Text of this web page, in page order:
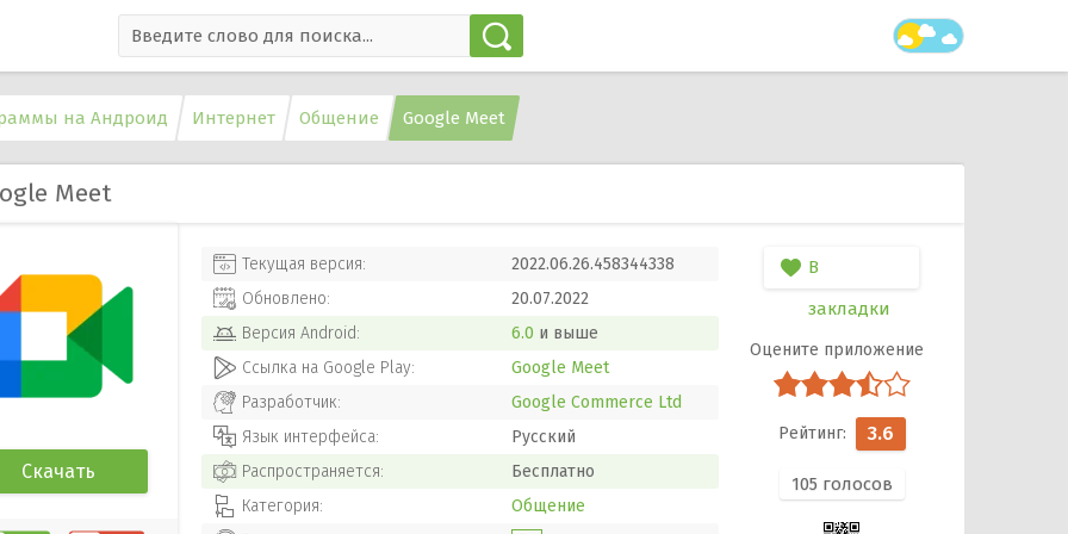
на Андроид Интернет Общение Google Meet
Meet
Скачать
В
закладки
3.6
105 голосов
Текущая версия:
2022.06.26.458344338
Обновлено:
20.07.2022
Версия Android: 6.0 и выше
Ссылка на Google Play:
Google Meet
Разработчик:
Google Commerce Ltd
Язык интерфейса:
Русский
Распространяется:
Бесплатно
Категория:
Общение